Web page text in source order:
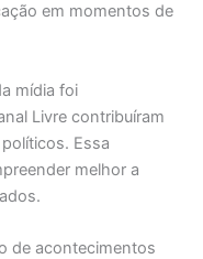
em momentos de
mídia foi
Livre contribuíram
Essa
melhor a
de acontecimentos